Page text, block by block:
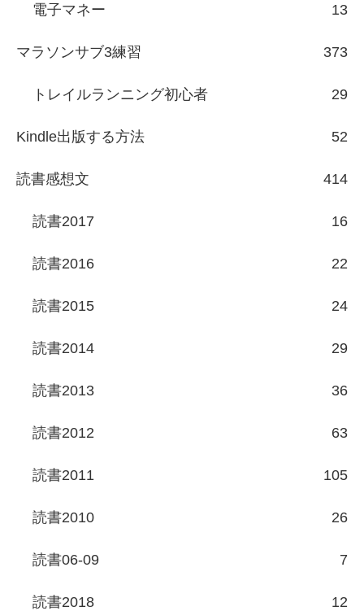
電子マネー 13
マラソンサブ3練習 373
トレイルランニング初心者 29
Kindle出版する方法 52
読書感想文 414
読書2017 16
読書2016 22
読書2015 24
読書2014 29
読書2013 36
読書2012 63
読書2011 105
読書2010 26
読書06-09 7
読書2018 12